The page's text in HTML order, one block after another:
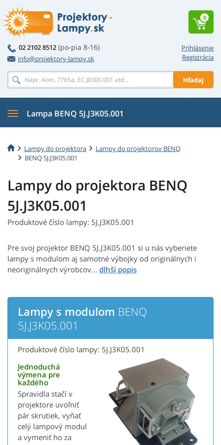
Prihlásenie
Registrácia
02 2102 8512 (po-pia 8-16)
info@projektory-lampy.sk
Hľadaj
0
Lampa BENQ 5J.J3K05.001
Lampy do projektora
Lampy do projektorov BENQ
BENQ 5J.J3K05.001
Lampy do projektora BENQ
5J.J3K05.001
Produktové číslo lampy: 5J.J3K05.001
Pre svoj projektor BENQ 5J.J3K05.001 si u nás vyberiete
lampy s modulom aj samotné výbojky od originálnych i
neoriginálnych výrobcov...
Lampy s modulom BENQ
5J.J3K05.001
Produktové číslo lampy: 5J.J3K05.001
Jednoduchá
výmena pre
každého
Spravidla stačí v
projektore uvoľniť
pár skrutiek, vyňať
celý lampový modul
a vymeniť ho za